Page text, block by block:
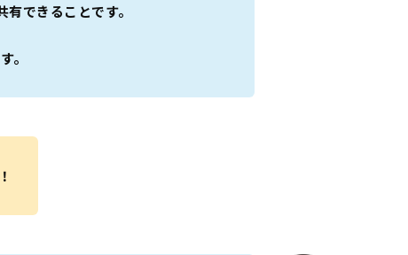
できることです。
。